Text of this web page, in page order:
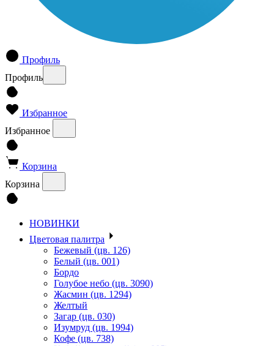
Профиль
Профиль
Избранное
Избранное
Корзина
Корзина
НОВИНКИ
Цветовая палитра
Бежевый (цв. 126)
Белый (цв. 001)
Бордо
Голубое небо (цв. 3090)
Жасмин (цв. 1294)
Желтый
Загар (цв. 030)
Изумруд (цв. 1994)
Кофе (цв. 738)